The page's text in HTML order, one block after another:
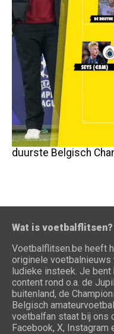
duurste Belgisch
Wat is voetbalflitsen?
Voetbalflitsen.be heeft
originele voetbalnieuws
ludieke insteek. Je
content rond o.a. de
buitenland, de
Belgisch
voetbalfan staat bij ons
Facebook, X, Instagram